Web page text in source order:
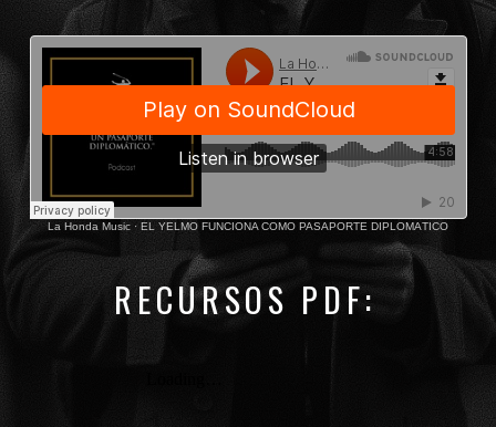
La Honda Music · EL YELMO FUNCIONA COMO PASAPORTE DIPLOMÁTICO
RECURSOS PDF: